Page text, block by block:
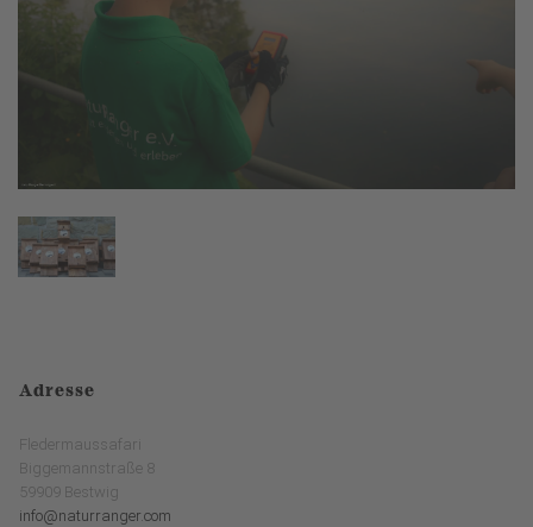
Adresse
Fledermaussafari
Biggemannstraße 8
59909 Bestwig
info@naturranger.com